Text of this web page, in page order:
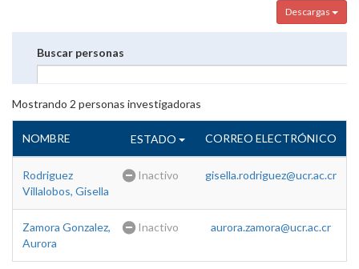
Descargas
Buscar personas
Mostrando 2 personas investigadoras
NOMBRE ESTADO CORREO ELECTRÓNICO
Rodriguez
Villalobos, Gisella
Inactivo gisella.rodriguez@ucr.ac.cr
Zamora Gonzalez,
Aurora
Inactivo aurora.zamora@ucr.ac.cr